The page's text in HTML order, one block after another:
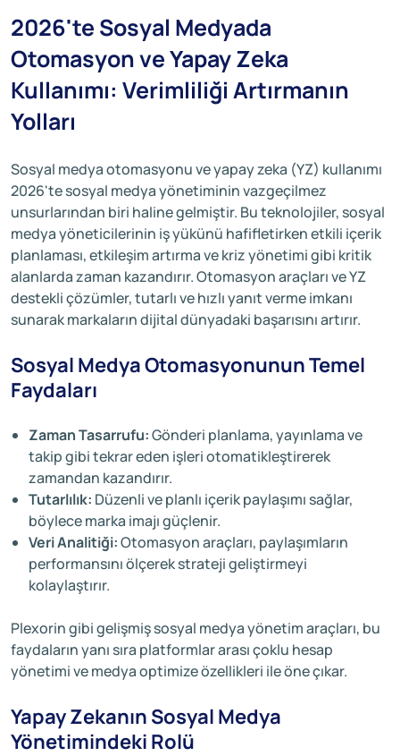
2026'te Sosyal Medyada
Otomasyon ve Yapay Zeka
Kullanımı: Verimliliği Artırmanın
Yolları
Sosyal medya otomasyonu ve yapay zeka (YZ) kullanımı
2026'te sosyal medya yönetiminin vazgeçilmez
unsurlarından biri haline gelmiştir. Bu teknolojiler, sosyal
medya yöneticilerinin iş yükünü hafifletirken etkili içerik
planlaması, etkileşim artırma ve kriz yönetimi gibi kritik
alanlarda zaman kazandırır. Otomasyon araçları ve YZ
destekli çözümler, tutarlı ve hızlı yanıt verme imkanı
sunarak markaların dijital dünyadaki başarısını artırır.
Sosyal Medya Otomasyonunun Temel
Faydaları
Zaman Tasarrufu:Gönderi planlama, yayınlama ve
takip gibi tekrar eden işleri otomatikleştirerek
zamandan kazandırır.
Tutarlılık: Düzenli ve planlı içerik paylaşımı sağlar,
böylece marka imajı güçlenir.
Veri Analitiği:Otomasyon araçları, paylaşımların
performansını ölçerek strateji geliştirmeyi
kolaylaştırır.
Plexorin gibi gelişmiş sosyal medya yönetim araçları, bu
faydaların yanı sıra platformlar arası çoklu hesap
yönetimi ve medya optimize özellikleri ile öne çıkar.
Yapay Zekanın Sosyal Medya
Yönetimindeki Rolü